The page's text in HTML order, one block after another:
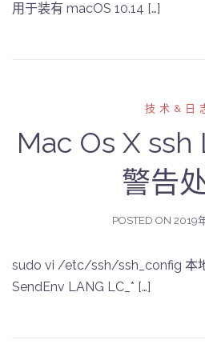
用于装有 macOS 10.14 […]
技术&日
Mac Os X ssh
警告
POSTED ON 2019
sudo vi /etc/ssh/ssh_config 本
SendEnv LANG LC_* […]